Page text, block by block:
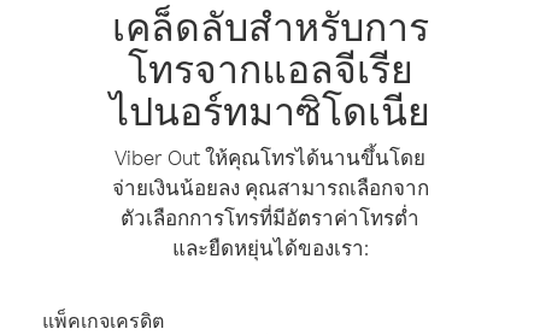
เคล็ดลับสำหรับการ
โทรจากแอลจีเรีย
ไปนอร์ทมาซิโดเนีย
Viber Out ให้คุณโทรได้นานขึ้นโดย
จ่ายเงินน้อยลง คุณสามารถเลือกจาก
ตัวเลือกการโทรที่มีอัตราค่าโทรต่ำ
และยืดหยุ่นได้ของเรา:
แพ็คเกจเครดิต